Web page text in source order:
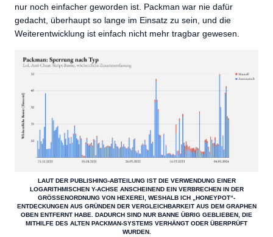
nur noch einfacher geworden ist. Packman war nie dafür
gedacht, überhaupt so lange im Einsatz zu sein, und die
Weiterentwicklung ist einfach nicht mehr tragbar gewesen.
LAUT DER PUBLISHING-ABTEILUNG IST DIE VERWENDUNG EINER
LOGARITHMISCHEN Y-ACHSE ANSCHEINEND EIN VERBRECHEN IN DER
GRÖSSENORDNUNG VON HEXEREI, WESHALB ICH „HONEYPOT“-E
NTDECKUNGEN AUS GRÜNDEN DER VERGLEICHBARKEIT AUS DEM GRAPHEN O
BEN ENTFERNT HABE. DADURCH SIND NUR BANNE ÜBRIG GEBLIEBEN, DIE M
ITHILFE DES ALTEN PACKMAN-SYSTEMS VERHÄNGT ODER ÜBERPRÜFT W
URDEN.